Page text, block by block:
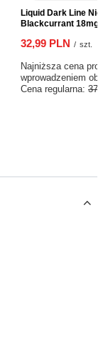
Liquid Dark Line
Blackcurrant 18mg
32,99 PLN / szt.
Najniższa cena
wprowadzeniem
Cena regularna: